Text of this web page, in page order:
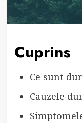
Cuprins
Ce sunt
Cauzele